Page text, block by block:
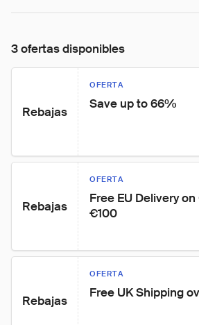
3 ofertas disponibles
Rebajas
OFERTA
Save up to 66%
Rebajas
OFERTA
Free EU Delivery
€100
Rebajas
OFERTA
Free UK Shipping